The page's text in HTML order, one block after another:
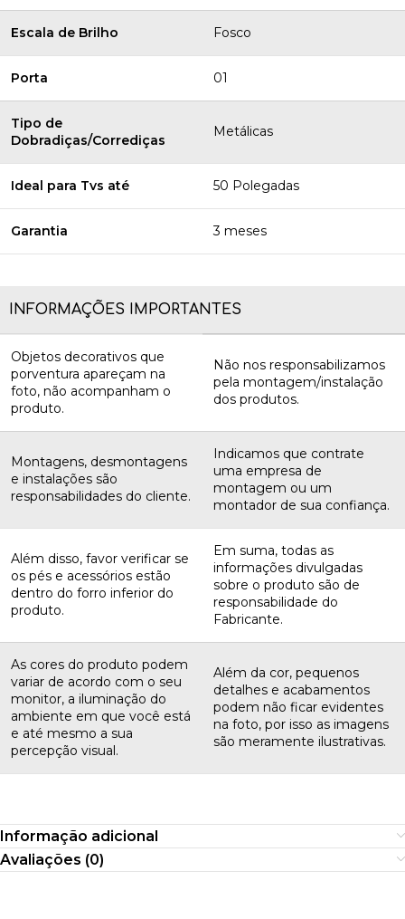
Escala de Brilho Fosco
Porta 01
Tipo de
Dobradiças/Corrediças
Metálicas
Ideal para Tvs até 50 Polegadas
Garantia 3 meses
INFORMAÇÕES IMPORTANTES
Objetos decorativos que
porventura apareçam na
foto, não acompanham o
produto.
Não nos responsabilizamos
pela montagem/instalação
dos produtos.
Montagens, desmontagens
e instalações são
responsabilidades do cliente.
Indicamos que contrate
uma empresa de
montagem ou um
montador de sua confiança.
Além disso, favor verificar se
os pés e acessórios estão
dentro do forro inferior do
produto.
Em suma, todas as
informações divulgadas
sobre o produto são de
responsabilidade do
Fabricante.
As cores do produto podem
variar de acordo com o seu
monitor, a iluminação do
ambiente em que você está
e até mesmo a sua
percepção visual.
Além da cor, pequenos
detalhes e acabamentos
podem não ficar evidentes
na foto, por isso as imagens
são meramente ilustrativas.
Informação adicional
Avaliações (0)